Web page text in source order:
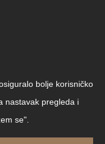
bolje korisničko
nastavak pregleda i
se".